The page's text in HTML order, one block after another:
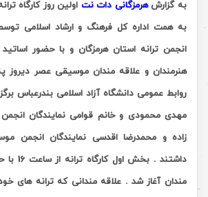
به گزارشهرمزگانی دات نت اولین روز کارگاه
به همت اداره کل فرهنگ و ارشاد اسلامی
انجمن ترانه استان هرمزگان و با حضور
هنرمندان و علاقه مندان موسیقی عصر دیروز
روابط عمومی دانشگاه آزاد اسلامی بندرعباس
مهدی محمودی و خانم قوامی نمایندگان
زاده و محمدرضا اقدسی نمایندگان انجمن
داشتند .
مندان آغاز شد . علاقه مندانی که ترانه های خود